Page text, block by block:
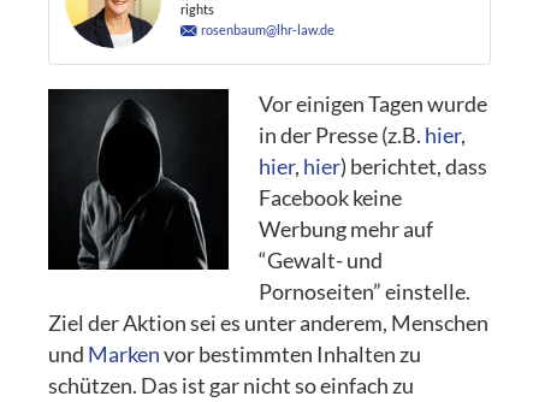
rights
rosenbaum@lhr-law.de
Vor einigen Tagen wurde
in der Presse (z.B. hier,
hier, hier) berichtet, dass
Facebook keine
Werbung mehr auf
“Gewalt- und
Pornoseiten” einstelle.
Ziel der Aktion sei es unter anderem, Menschen
und Markenvor bestimmten Inhalten zu
schützen. Das ist gar nicht so einfach zu